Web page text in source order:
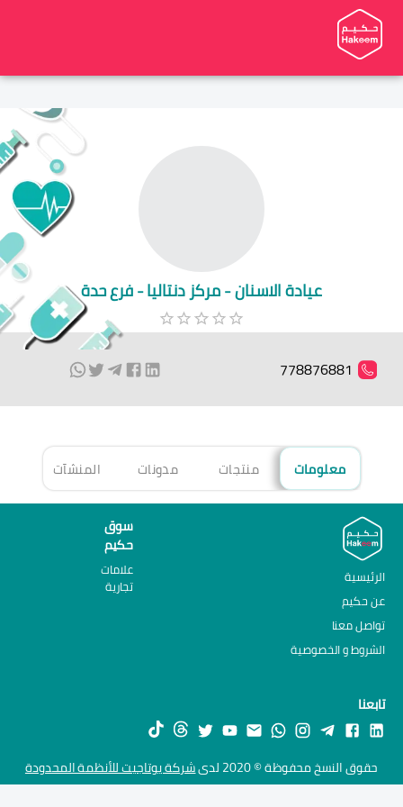
عيادة الاسنان - مركز دنتاليا - فرع حدة
778876881
معلومات منتجات مدونات المنشآت
الرئيسية
عن حكيم
تواصل معنا
الشروط و الخصوصية
سوق
حكيم
علامات
تجارية
تابعنا
حقوق النسخ محفوظة © 2020 لدى شركة يوتاجيت للأنظمة المحدودة